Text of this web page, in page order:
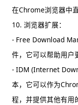
在Chrome浏览器中
10. 浏览器扩展：
- Free Download
件，它可以帮助用户
- IDM (Internet
本，它可以作为
程，并提供其他有用